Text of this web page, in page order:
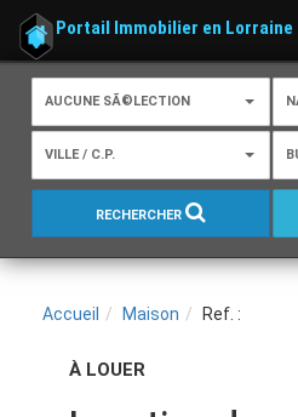
Portail Immobilier en Lorraine
AUCUNE SÃ©LECTION
VILLE / C.P.
RECHERCHER
Accueil Maison Ref. :
À LOUER